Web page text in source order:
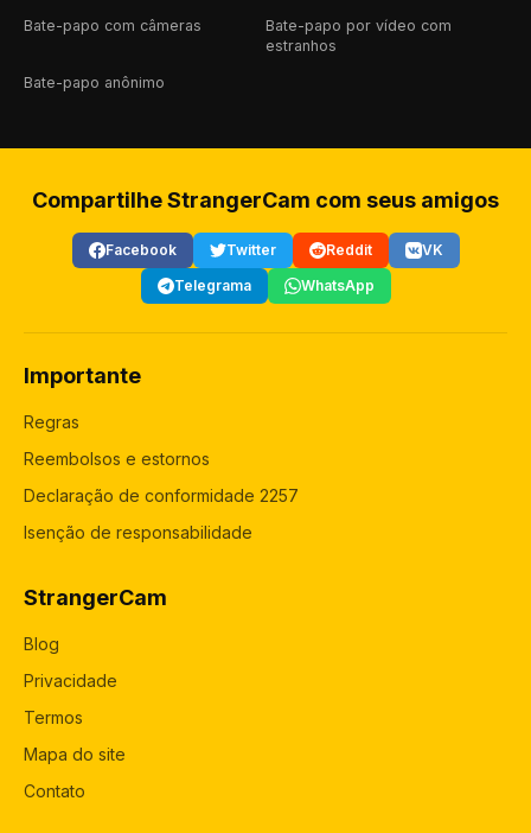
Bate-papo com câmeras
Bate-papo por vídeo com
estranhos
Bate-papo anônimo
Compartilhe StrangerCam com seus amigos
Facebook Twitter Reddit
VK
Telegrama
WhatsApp
Importante
Regras
Reembolsos e estornos
Declaração de conformidade 2257
Isenção de responsabilidade
StrangerCam
Blog
Privacidade
Termos
Mapa do site
Contato